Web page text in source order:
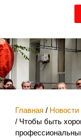
Главная
Новости
Чтобы быть